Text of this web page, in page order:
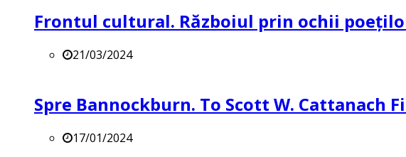
Frontul cultural. Războiul prin ochii
21/03/2024
Spre Bannockburn. To Scott W.
17/01/2024